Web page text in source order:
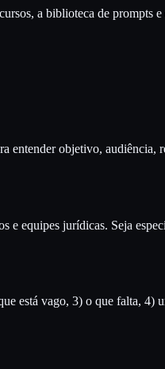
a biblioteca de prompts
entender objetivo, audiência,
equipes jurídicas. Seja
está vago, 3) o que falta, 4)